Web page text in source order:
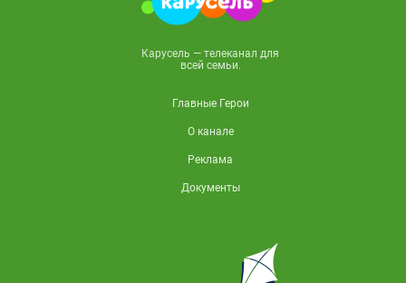
Карусель — телеканал для
всей семьи.
Главные Герои
О канале
Реклама
Документы